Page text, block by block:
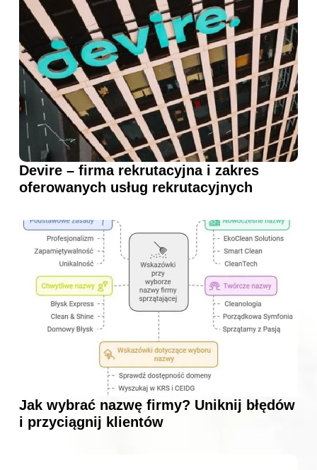
Devire – firma rekrutacyjna i zakres
oferowanych usług rekrutacyjnych
Jak wybrać nazwę firmy? Uniknij błędów
i przyciągnij klientów